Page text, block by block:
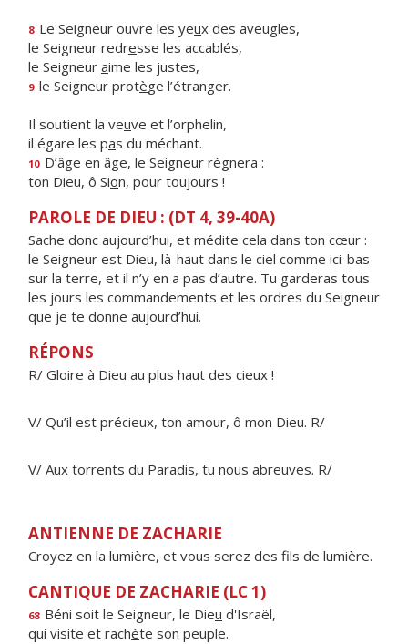
8 Le Seigneur ouvre les yeux des aveugles,
le Seigneur redresse les accablés,
le Seigneur aime les justes,
9 le Seigneur protège l’étranger.
Il soutient la veuve et l’orphelin,
il égare les pas du méchant.
10 D’âge en âge, le Seigneur régnera :
ton Dieu, ô Sion, pour toujours !
PAROLE DE DIEU : (DT 4, 39-40A)
Sache donc aujourd’hui, et médite cela dans ton cœur :
le Seigneur est Dieu, là-haut dans le ciel comme ici-bas
sur la terre, et il n’y en a pas d’autre. Tu garderas tous
les jours les commandements et les ordres du Seigneur
que je te donne aujourd’hui.
RÉPONS
R/ Gloire à Dieu au plus haut des cieux !
V/ Qu’il est précieux, ton amour, ô mon Dieu. R/
V/ Aux torrents du Paradis, tu nous abreuves. R/
ANTIENNE DE ZACHARIE
Croyez en la lumière, et vous serez des fils de lumière.
CANTIQUE DE ZACHARIE (LC 1)
68 Béni soit le Seigneur, le Dieu d'Israël,
qui visite et rachète son peuple.